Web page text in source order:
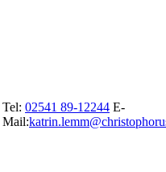
Tel: 02541 89-12244 E-
Mail: